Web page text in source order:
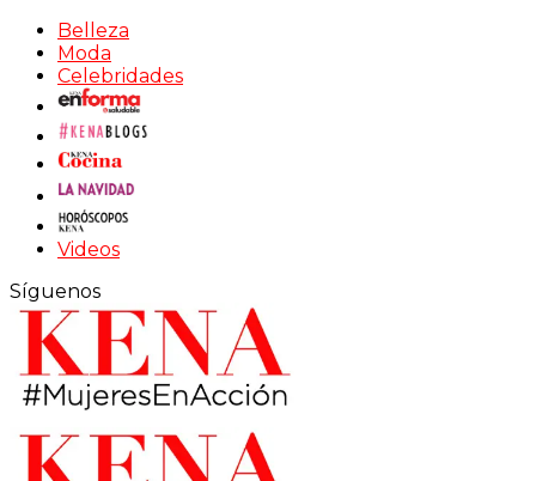
Belleza
Moda
Celebridades
Videos
Síguenos